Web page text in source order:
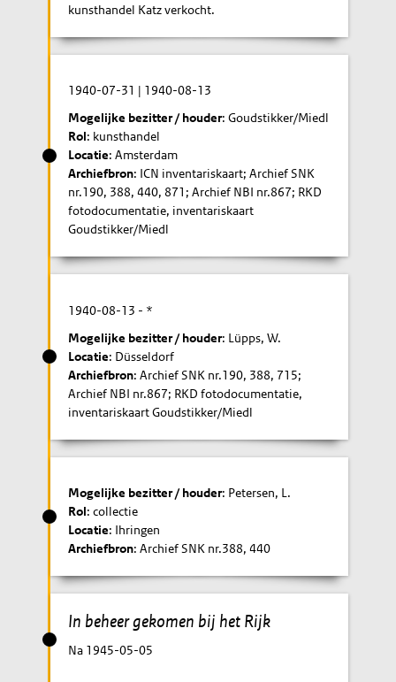
kunsthandel Katz verkocht.
1940-07-31 | 1940-08-13
Mogelijke bezitter / houder: Goudstikker/Miedl
Rol: kunsthandel
Locatie: Amsterdam
Archiefbron: ICN inventariskaart; Archief SNK
nr.190, 388, 440, 871; Archief NBI nr.867; RKD
fotodocumentatie, inventariskaart
Goudstikker/Miedl
1940-08-13 - *
Mogelijke bezitter / houder: Lüpps, W.
Locatie: Düsseldorf
Archiefbron: Archief SNK nr.190, 388, 715;
Archief NBI nr.867; RKD fotodocumentatie,
inventariskaart Goudstikker/Miedl
Mogelijke bezitter / houder: Petersen, L.
Rol: collectie
Locatie: Ihringen
Archiefbron: Archief SNK nr.388, 440
In beheer gekomen bij het Rijk
Na 1945-05-05